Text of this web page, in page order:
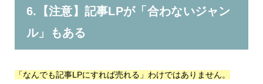
6.【注意】記事LPが「合わないジャン
ル」もある
「なんでも記事LPにすれば売れる」わけではありません。